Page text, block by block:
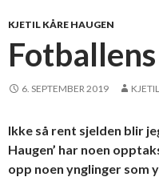
KJETIL KÅRE HAUGEN
6. SEPTEMBER 2019
Ikke så rent sjelden blir
Haugen’ har noen
opp noen ynglinger som